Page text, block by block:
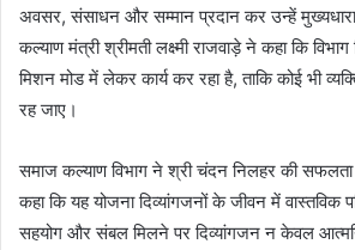
अवसर, संसाधन और सम्मान प्रदान कर उन्हें
कल्याण मंत्री श्रीमती लक्ष्मी राजवाड़े ने कहा कि
मिशन मोड में लेकर कार्य कर रहा है, ताकि कोई भी
रह जाए।
समाज कल्याण विभाग ने श्री चंदन निलहर की सफलता
कहा कि यह योजना दिव्यांगजनों के जीवन में वास्तविक
सहयोग और संबल मिलने पर दिव्यांगजन न केवल